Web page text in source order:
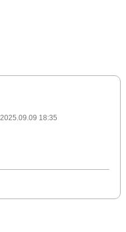
2025.09.09 18:35